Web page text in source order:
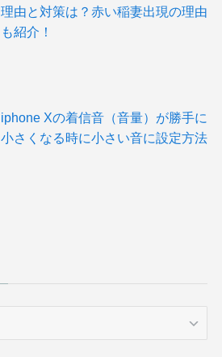
理由と対策は？赤い稲妻出現の理由
も紹介！
iphone Xの着信音（音量）が勝手に
小さくなる時に小さい音に設定方法